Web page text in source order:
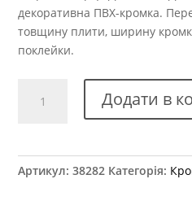
декоративна ПВХ-кромка.
товщину плити, ширину
поклейки.
глянець
Додати в
Артикул:38282 Категорія: